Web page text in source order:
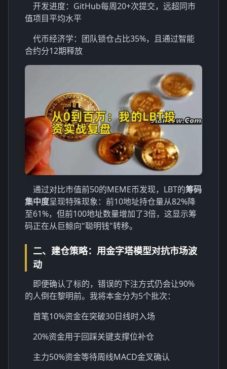
开发进度：GitHub每周20+次提交，远超同市
值项目平均水平
代币经济学：团队锁仓占比35%，且通过智能
合约分12期释放
通过对比市值前50的MEME币发现，LBT的筹码
集中度呈现特殊现象：前10地址持仓量从82%降
至61%，但前100地址数量增加了3倍，这显示筹
码正在从巨鲸向"聪明钱"转移。
二、建仓策略：用金字塔模型对抗市场波
动
即便确认了标的，错误的下注方式仍会让90%
的人倒在黎明前。我将本金分为5个批次：
首笔10%资金在突破30日线时入场
20%资金用于回踩关键支撑位补仓
主力50%资金等待周线MACD金叉确认